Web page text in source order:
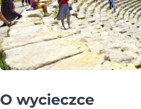
O wycieczce